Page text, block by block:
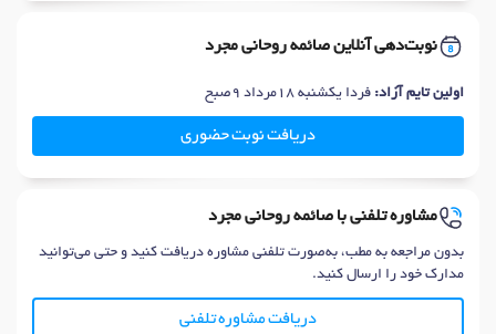
نوبت‌دهی آنلاین صائمه روحانی مجرد
اولین تایم آزاد: فردا یکشنبه 18مرداد 9صبح
دریافت نوبت حضوری
مشاوره تلفنی با صائمه روحانی مجرد
بدون مراجعه به مطب، به‌صورت تلفنی مشاوره دریافت کنید و حتی می‌توانید
مدارک خود را ارسال کنید.
دریافت مشاوره تلفنی